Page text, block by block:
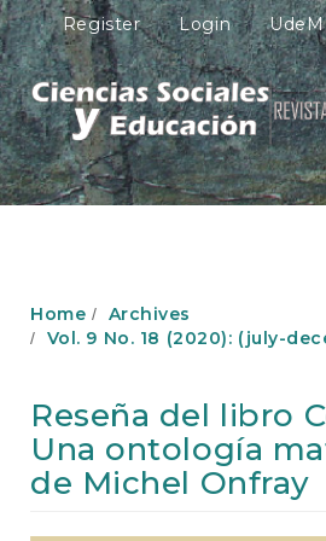
M
a
i
n
N
a
v
i
g
n
n
C
n
Register Login
Home
Archives
Vol. 9 No. 18 (2020): (july-
Reseña del libro
Una ontología
de Michel Onfray